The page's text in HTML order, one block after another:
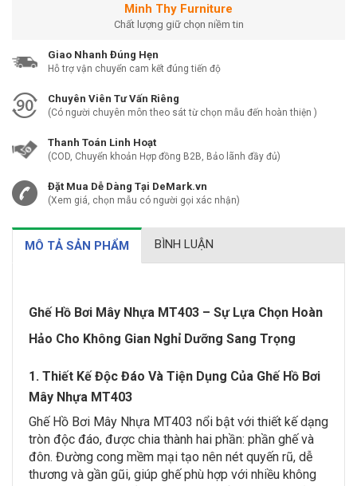
Minh Thy Furniture
Chất lượng giữ chọn niềm tin
Giao Nhanh Đúng Hẹn
Hỗ trợ vận chuyển cam kết đúng tiến độ
Chuyên Viên Tư Vấn Riêng
(Có người chuyên môn theo sát từ chọn mẫu đến hoàn thiện )
Thanh Toán Linh Hoạt
(COD, Chuyển khoản Hợp đồng B2B, Bảo lãnh đầy đủ)
Đặt Mua Dễ Dàng Tại DeMark.vn
(Xem giá, chọn mẫu có người gọi xác nhận)
MÔ TẢ SẢN PHẨM BÌNH LUẬN
Ghế Hồ Bơi Mây Nhựa MT403 – Sự Lựa Chọn Hoàn
Hảo Cho Không Gian Nghỉ Dưỡng Sang Trọng
1. Thiết Kế Độc Đáo Và Tiện Dụng Của Ghế Hồ Bơi
Mây Nhựa MT403
Ghế Hồ Bơi Mây Nhựa MT403 nổi bật với thiết kế dạng
tròn độc đáo, được chia thành hai phần: phần ghế và
đôn. Đường cong mềm mại tạo nên nét quyến rũ, dễ
thương và gần gũi, giúp ghế phù hợp với nhiều không